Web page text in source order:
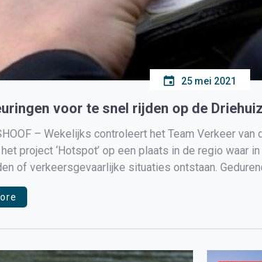
25 mei 2021
voor te snel rijden op de
– Wekelijks controleert het Team Verkeer
project ‘Hotspot’ op een plaats in de regio waar
of verkeersgevaarlijke situaties ontstaan.
tijdstippen controles gehouden op snelheid, het